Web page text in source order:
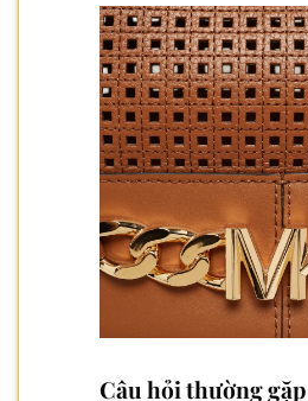
Câu hỏi thường